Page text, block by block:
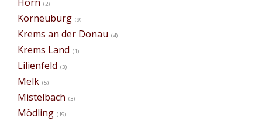
(2)
Korneuburg (9)
Krems an der Donau (4)
Krems Land (1)
Lilienfeld (3)
Melk (5)
Mistelbach (3)
Mödling (19)